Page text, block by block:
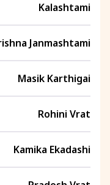
Kalashtami
Janmashtami
Masik Karthigai
Rohini Vrat
Kamika Ekadashi